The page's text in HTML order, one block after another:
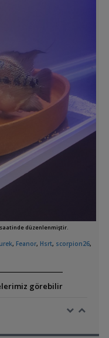
saatinde düzenlenmiştir.
, Feanor, Hsrt, scorpion26,
görebilir